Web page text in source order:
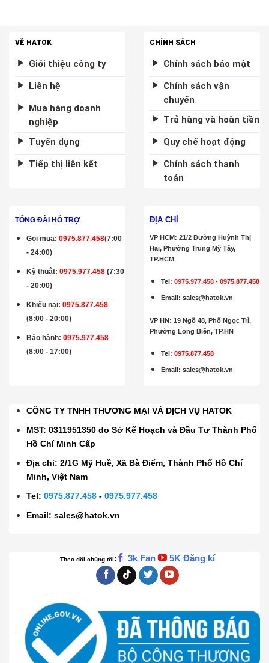
VỀ HATOK
Giới thiệu công ty
Liên hệ
Mua hàng doanh
nghiệp
Tuyển dụng
Tiếp thị liên kết
CHÍNH SÁCH
Chính sách bảo mật
Chính sách vận
chuyển
Trả hàng và hoàn tiền
Quy chế hoạt động
Chính sách thanh
toán
TỔNG ĐÀI HỖ TRỢ
Gọi mua:0975.877.458(7:00
- 24:00)
Kỹ thuật:0975.977.458 (7:30
- 20:00)
Khiếu nại: 0975.877.458
(8:00 - 20:00)
Bảo hành:0975.977.458
(8:00 - 17:00)
ĐỊA CHỈ
VP HCM: 21/2 Đường Huỳnh Thị
Hai, Phường Trung Mỹ Tây,
TP.HCM
Tel:0975.977.458 -0975.877.458
Email :sales@hatok.vn
VP HN: 19 Ngõ 48, Phố Ngọc Trì,
Phường Long Biên, TP.HN
Tel: 0975.877.458
Email:sales@hatok.vn
CÔNG TY TNHH THƯƠNG MẠI VÀ DỊCH VỤ HATOK
MST: 0311951350 do Sở Kế Hoạch và Đầu Tư Thành Phố
Hồ Chí Minh Cấp
Địa chỉ: 2/1G Mỹ Huề, Xã Bà Điểm, Thành Phố Hồ Chí
Minh, Việt Nam
Tel:0975.877.458 -0975.977.458
Email:sales@hatok.vn
Theo dõi chúng tôi: 3k Fan 5K Đăng kí